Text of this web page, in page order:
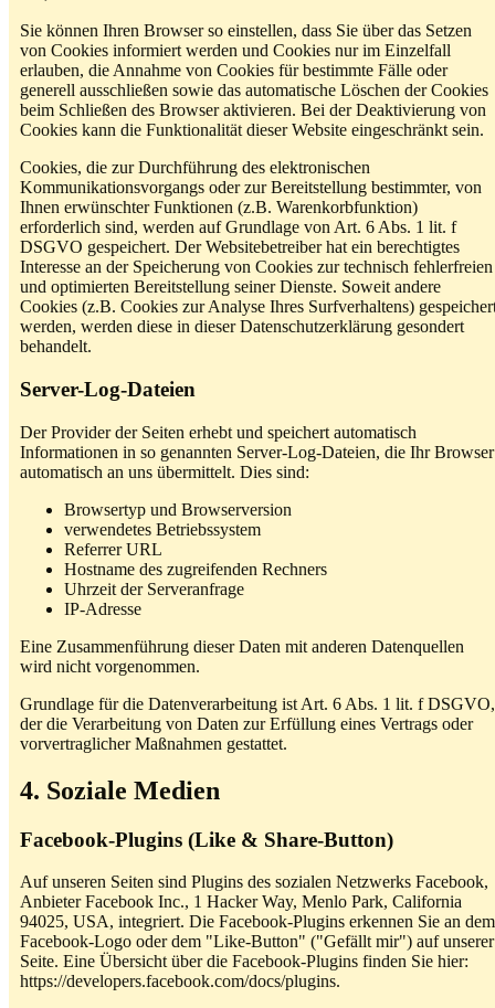
Sie können Ihren Browser so einstellen, dass Sie über das Setzen
von Cookies informiert werden und Cookies nur im Einzelfall
erlauben, die Annahme von Cookies für bestimmte Fälle oder
generell ausschließen sowie das automatische Löschen der Cookies
beim Schließen des Browser aktivieren. Bei der Deaktivierung von
Cookies kann die Funktionalität dieser Website eingeschränkt sein.
Cookies, die zur Durchführung des elektronischen
Kommunikationsvorgangs oder zur Bereitstellung bestimmter, von
Ihnen erwünschter Funktionen (z.B. Warenkorbfunktion)
erforderlich sind, werden auf Grundlage von Art. 6 Abs. 1 lit. f
DSGVO gespeichert. Der Websitebetreiber hat ein berechtigtes
Interesse an der Speicherung von Cookies zur technisch fehlerfreien
und optimierten Bereitstellung seiner Dienste. Soweit andere
Cookies (z.B. Cookies zur Analyse Ihres Surfverhaltens)
werden, werden diese in dieser Datenschutzerklärung gesondert
behandelt.
Server-Log-Dateien
Der Provider der Seiten erhebt und speichert automatisch
Informationen in so genannten Server-Log-Dateien, die Ihr Browser
automatisch an uns übermittelt. Dies sind:
Browsertyp und Browserversion
verwendetes Betriebssystem
Referrer URL
Hostname des zugreifenden Rechners
Uhrzeit der Serveranfrage
IP-Adresse
Eine Zusammenführung dieser Daten mit anderen Datenquellen
wird nicht vorgenommen.
Grundlage für die Datenverarbeitung ist Art. 6 Abs. 1 lit. f DSGVO,
der die Verarbeitung von Daten zur Erfüllung eines Vertrags oder
vorvertraglicher Maßnahmen gestattet.
4. Soziale Medien
Facebook-Plugins (Like & Share-Button)
Auf unseren Seiten sind Plugins des sozialen Netzwerks Facebook,
Anbieter Facebook Inc., 1 Hacker Way, Menlo Park, California
94025, USA, integriert. Die Facebook-Plugins erkennen Sie an dem
Facebook-Logo oder dem "Like-Button" ("Gefällt mir") auf unserer
Seite. Eine Übersicht über die Facebook-Plugins finden Sie hier:
https://developers.facebook.com/docs/plugins.